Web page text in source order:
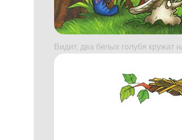
Видит, два белых голубя кружат